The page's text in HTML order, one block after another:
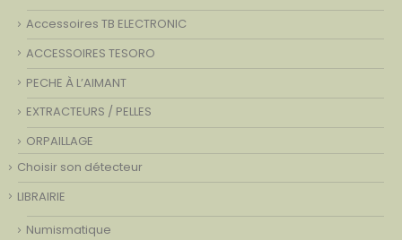
Accessoires TB ELECTRONIC
ACCESSOIRES TESORO
PECHE À L’AIMANT
EXTRACTEURS / PELLES
ORPAILLAGE
Choisir son détecteur
LIBRAIRIE
Numismatique